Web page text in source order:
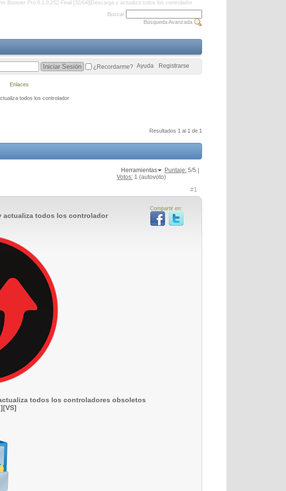
Booster Pro 8.1.0.252 Final [32/64][Descarga y actualiza todos los controlador
todos los controlador
Resultados 1 al 1 de 1
Herramientas Puntaje: 5/5 |
Votos: 1 (autovoto)
#1
Compartir en:
actualiza todos los controlador
todos los controladores obsoletos
Buscar
Búsqueda Avanzada
Registrarse
Ayuda
¿Recordarme?
Enlaces